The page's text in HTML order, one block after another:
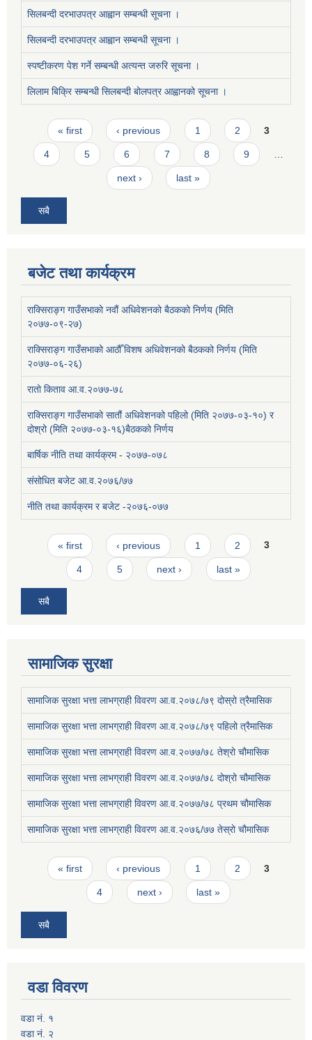
सिलबन्दी दरभाउपत्र आह्वान सम्बन्धी सूचना ।
सिलबन्दी दरभाउपत्र आह्वान सम्बन्धी सूचना ।
स्पष्टीकरण पेश गर्ने सम्बन्धी अत्यन्त जरुरि सूचना ।
लिलाम बिक्रि सम्बन्धी सिलबन्दी बोलपत्र आह्वानको सूचना ।
Pages
« first ‹ previous 1 2 3
4 5 6 7 8 9
next › last »
सबै
बजेट तथा कार्यक्रम
राक्सिराङ्ग गाउँसभाको नवौं अधिवेशनको बैठकको निर्णय (मिति
२०७७-०९-२७)
राक्सिराङ्ग गाउँसभाको आठौँ विशष अधिवेशनको बैठकको निर्णय (मिति
२०७७-०६-२६)
रातो किताव आ.व.२०७७-७८
राक्सिराङ्ग गाउँसभाको सातौं अधिवेशनको पहिलो (मिति २०७७-०३-१०) र
दोश्रो (मिति २०७७-०३-१६)बैठकको निर्णय
बार्षिक नीति तथा कार्यक्रम - २०७७-०७८
संसोधित बजेट आ.व.२०७६/७७
नीति तथा कार्यक्रम र बजेट -२०७६-०७७
Pages
« first ‹ previous 1 2 3
4 5 next › last »
सबै
सामाजिक सुरक्षा
सामाजिक सुरक्षा भत्ता लाभग्राही विवरण आ.व.२०७८/७९ दोस्रो त्रैमासिक
सामाजिक सुरक्षा भत्ता लाभग्राही विवरण आ.व.२०७८/७९ पहिलो त्रैमासिक
सामाजिक सुरक्षा भत्ता लाभग्राही विवरण आ.व.२०७७/७८ तेश्रो चौमासिक
सामाजिक सुरक्षा भत्ता लाभग्राही विवरण आ.व.२०७७/७८ दोश्रो चौमासिक
सामाजिक सुरक्षा भत्ता लाभग्राही विवरण आ.व.२०७७/७८ प्रथम चौमासिक
सामाजिक सुरक्षा भत्ता लाभग्राही विवरण आ.व.२०७६/७७ तेस्रो चौमासिक
Pages
« first ‹ previous 1 2 3
4 next › last »
सबै
वडा विवरण
वडा नं. १
वडा नं. २